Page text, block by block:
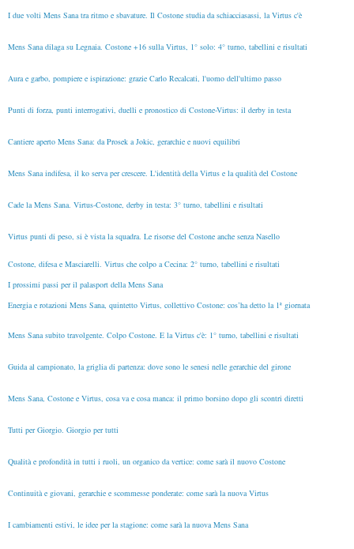
I due volti Mens Sana tra ritmo e sbavature. Il Costone studia da schiacciasassi, la Virtus c'è
Mens Sana dilaga su Legnaia. Costone +16 sulla Virtus, 1° solo: 4° turno, tabellini e risultati
Aura e garbo, pompiere e ispirazione: grazie Carlo Recalcati, l'uomo dell'ultimo passo
Punti di forza, punti interrogativi, duelli e pronostico di Costone-Virtus: il derby in testa
Cantiere aperto Mens Sana: da Prosek a Jokic, gerarchie e nuovi equilibri
Mens Sana indifesa, il ko serva per crescere. L'identità della Virtus e la qualità del Costone
Cade la Mens Sana. Virtus-Costone, derby in testa: 3° turno, tabellini e risultati
Virtus punti di peso, si è vista la squadra. Le risorse del Costone anche senza Nasello
Costone, difesa e Masciarelli. Virtus che colpo a Cecina: 2° turno, tabellini e risultati
I prossimi passi per il palasport della Mens Sana
Energia e rotazioni Mens Sana, quintetto Virtus, collettivo Costone: cos’ha detto la 1ª giornata
Mens Sana subito travolgente. Colpo Costone. E la Virtus c'è: 1° turno, tabellini e risultati
Guida al campionato, la griglia di partenza: dove sono le senesi nelle gerarchie del girone
Mens Sana, Costone e Virtus, cosa va e cosa manca: il primo borsino dopo gli scontri diretti
Tutti per Giorgio. Giorgio per tutti
Qualità e profondità in tutti i ruoli, un organico da vertice: come sarà il nuovo Costone
Continuità e giovani, gerarchie e scommesse ponderate: come sarà la nuova Virtus
I cambiamenti estivi, le idee per la stagione: come sarà la nuova Mens Sana